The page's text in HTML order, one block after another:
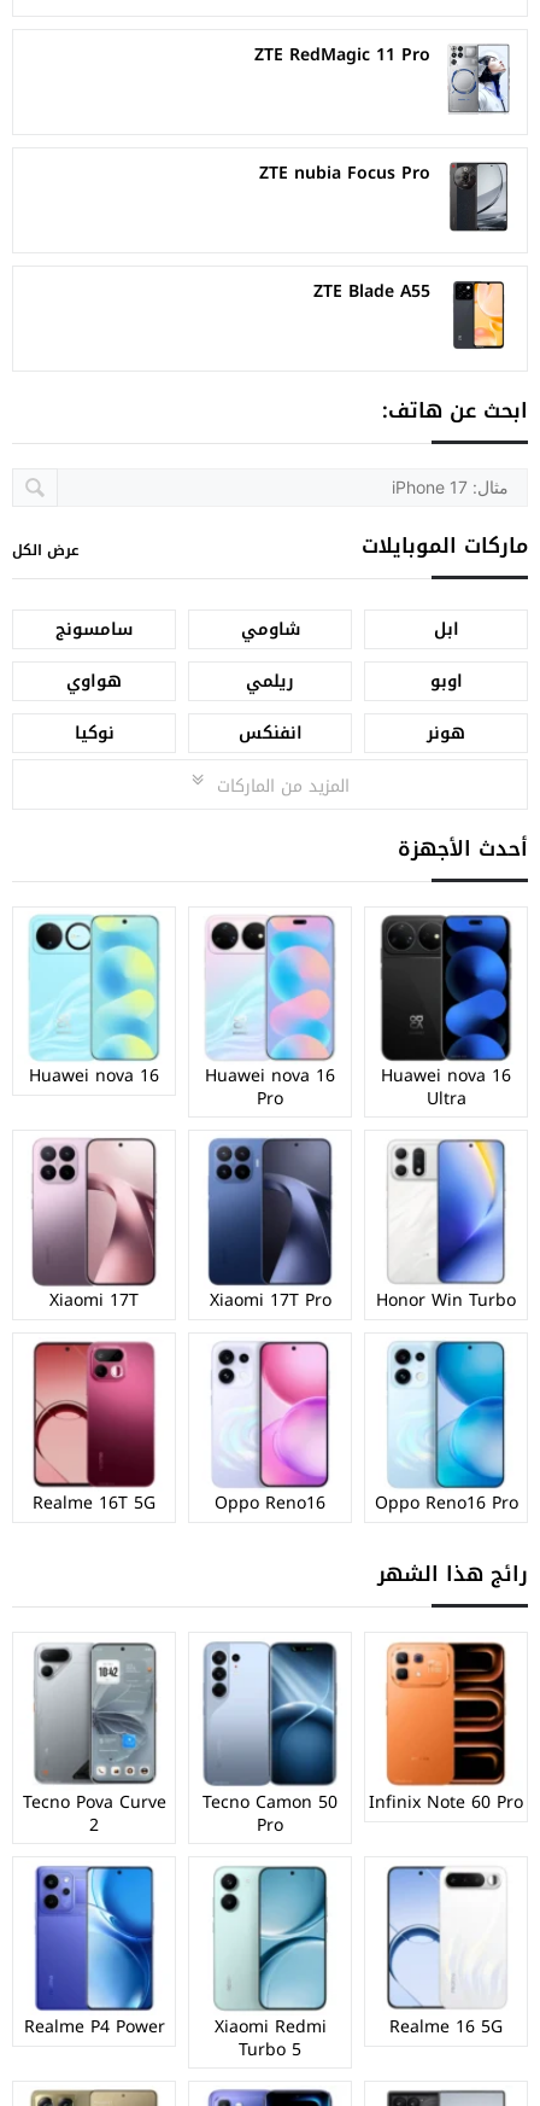
ZTE RedMagic 11 Pro
ZTE nubia Focus Pro
ZTE Blade A55
ابحث عن هاتف:
ماركات الموبايلات عرض الكل
ابل شاومي
سامسونج
اوبو
ريلمي
هواوي
هونر
انفنكس
نوكيا
المزيد من الماركات
أحدث الأجهزة
Huawei nova 16
Ultra
Huawei nova 16
Pro
Huawei nova 16
Honor Win Turbo
Xiaomi 17T Pro
Xiaomi 17T
Oppo Reno16 Pro
Oppo Reno16
Realme 16T 5G
رائج هذا الشهر
Infinix Note 60 Pro
Tecno Camon 50
Pro
Tecno Pova Curve
2
Realme 16 5G
Xiaomi Redmi
Turbo 5
Realme P4 Power